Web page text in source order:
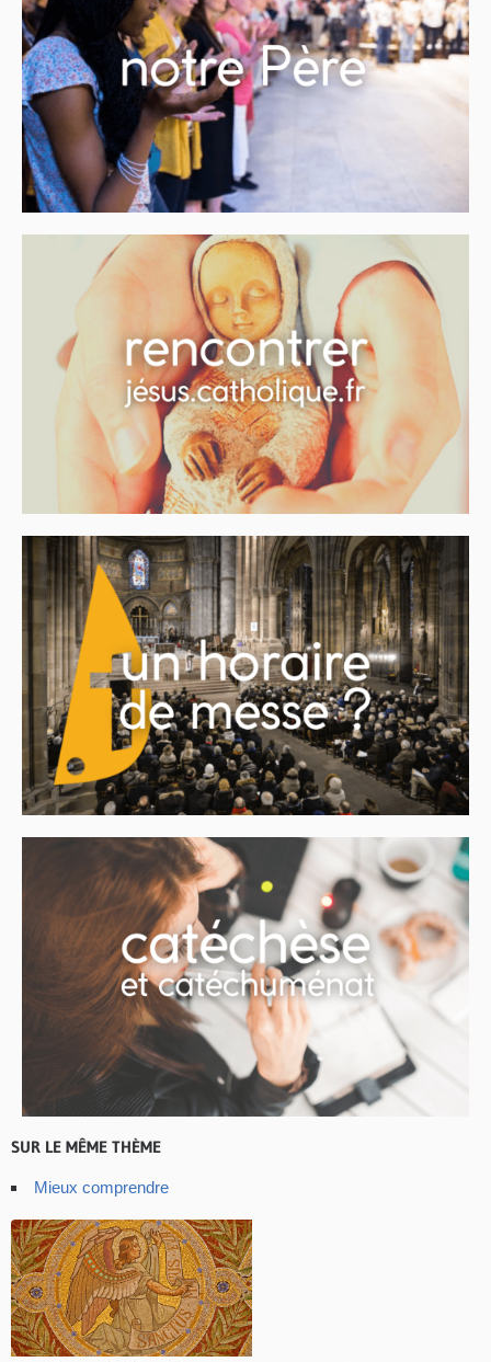
SUR LE MÊME THÈME
Mieux comprendre